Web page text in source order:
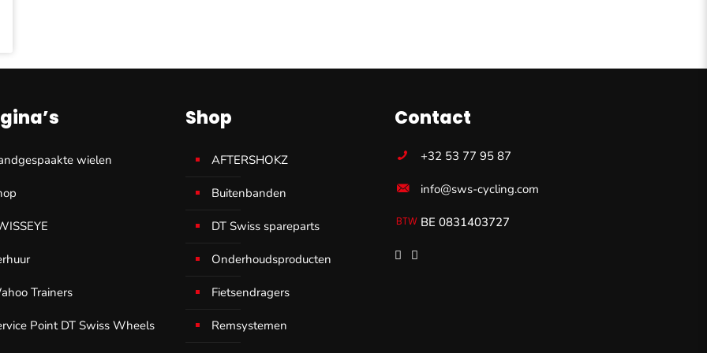
wielen
Trainers
Point DT Swiss Wheels
Shop
AFTERSHOKZ
Buitenbanden
DT Swiss spareparts
Onderhoudsproducten
Fietsendragers
Remsystemen
Contact
+32 53 77 95 87
info@sws-cycling.com
BE 0831403727